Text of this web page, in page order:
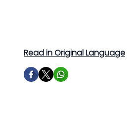
Read in Original Language